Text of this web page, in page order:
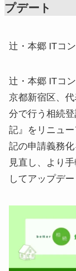
プデート
辻・本郷 ITコ
辻・本郷 ITコ
京都新宿区、
分で行う相続
記』をリニュ
記の申請義務
見直し、より
してアップデ